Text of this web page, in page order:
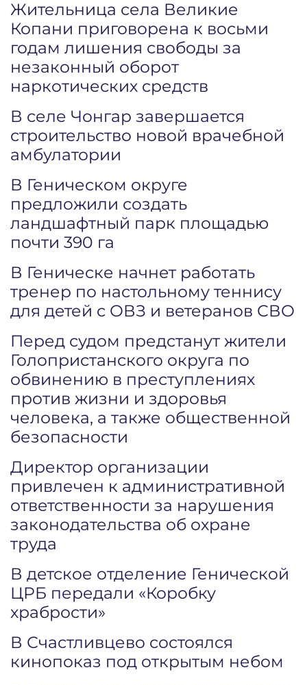
Жительница села Великие
Копани приговорена к восьми
годам лишения свободы за
незаконный оборот
наркотических средств
В селе Чонгар завершается
строительство новой врачебной
амбулатории
В Геническом округе
предложили создать
ландшафтный парк площадью
почти 390 га
В Геническе начнет работать
тренер по настольному теннису
для детей с ОВЗ и ветеранов СВО
Перед судом предстанут жители
Голопристанского округа по
обвинению в преступлениях
против жизни и здоровья
человека, а также общественной
безопасности
Директор организации
привлечен к административной
ответственности за нарушения
законодательства об охране
труда
В детское отделение Генической
ЦРБ передали «Коробку
храбрости»
В Счастливцево состоялся
кинопоказ под открытым небом